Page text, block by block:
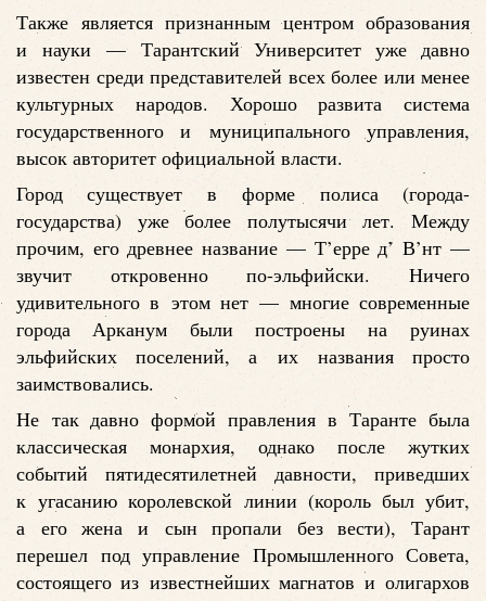
Также является признанным центром образования
и науки — Тарантский Университет уже давно
известен среди представителей всех более или менее
культурных народов. Хорошо развита система
государственного и муниципального управления,
высок авторитет официальной власти.
Город существует в форме полиса (города-
государства) уже более полутысячи лет. Между
прочим, его древнее название — Т’ерре д’ В’нт —
звучит откровенно по-эльфийски. Ничего
удивительного в этом нет — многие современные
города Арканум были построены на руинах
эльфийских поселений, а их названия просто
заимствовались.
Не так давно формой правления в Таранте была
классическая монархия, однако после жутких
событий пятидесятилетней давности, приведших
к угасанию королевской линии (король был убит,
а его жена и сын пропали без вести), Тарант
перешел под управление Промышленного Совета,
состоящего из известнейших магнатов и олигархов